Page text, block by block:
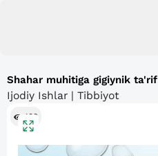
Shahar muhitiga gigiynik ta'rif
Ijodiy Ishlar | Tibbiyot
132